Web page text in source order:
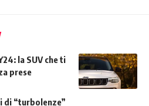
la SUV che ti
prese
di “turbolenze”